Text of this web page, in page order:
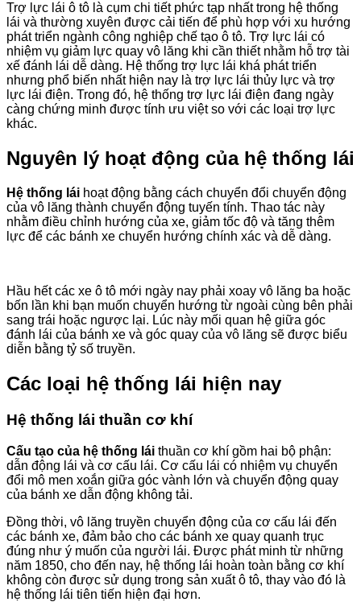
Trợ lực lái ô tô là cụm chi tiết phức tạp nhất trong hệ thống
lái và thường xuyên được cải tiến để phù hợp với xu hướng
phát triển ngành công nghiệp chế tạo ô tô. Trợ lực lái có
nhiệm vụ giảm lực quay vô lăng khi cần thiết nhằm hỗ trợ tài
xế đánh lái dễ dàng. Hệ thống trợ lực lái khá phát triển
nhưng phổ biến nhất hiện nay là trợ lực lái thủy lực và trợ
lực lái điện. Trong đó, hệ thống trợ lực lái điện đang ngày
càng chứng minh được tính ưu việt so với các loại trợ lực
khác.
Nguyên lý hoạt động của hệ thống lái
Hệ thống lái hoạt động bằng cách chuyển đổi chuyển động
của vô lăng thành chuyển động tuyến tính. Thao tác này
nhằm điều chỉnh hướng của xe, giảm tốc độ và tăng thêm
lực để các bánh xe chuyển hướng chính xác và dễ dàng.
Hầu hết các xe ô tô mới ngày nay phải xoay vô lăng ba hoặc
bốn lần khi bạn muốn chuyển hướng từ ngoài cùng bên phải
sang trái hoặc ngược lại. Lúc này mối quan hệ giữa góc
đánh lái của bánh xe và góc quay của vô lăng sẽ được biểu
diễn bằng tỷ số truyền.
Các loại hệ thống lái hiện nay
Hệ thống lái thuần cơ khí
Cấu tạo của hệ thống lái thuần cơ khí gồm hai bộ phận:
dẫn động lái và cơ cấu lái. Cơ cấu lái có nhiệm vụ chuyển
đổi mô men xoắn giữa góc vành lớn và chuyển động quay
của bánh xe dẫn động không tải.
Đồng thời, vô lăng truyền chuyển động của cơ cấu lái đến
các bánh xe, đảm bảo cho các bánh xe quay quanh trục
đúng như ý muốn của người lái. Được phát minh từ những
năm 1850, cho đến nay, hệ thống lái hoàn toàn bằng cơ khí
không còn được sử dụng trong sản xuất ô tô, thay vào đó là
hệ thống lái tiên tiến hiện đại hơn.